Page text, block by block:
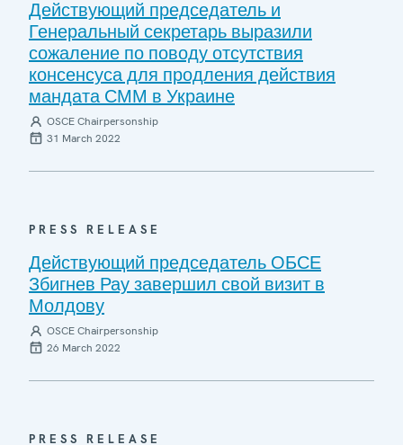
Действующий председатель и
Генеральный секретарь выразили
сожаление по поводу отсутствия
консенсуса для продления действия
мандата СММ в Украине
OSCE Chairpersonship
31 March 2022
PRESS RELEASE
Действующий председатель ОБСЕ
Збигнев Рау завершил свой визит в
Молдову
OSCE Chairpersonship
26 March 2022
PRESS RELEASE